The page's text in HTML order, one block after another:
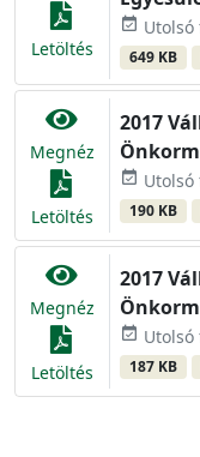
Letöltés
event_available Utolsó
649 KB
Megnéz
Letöltés
2017
event_available Utolsó
190 KB
Megnéz
Letöltés
2017
event_available Utolsó
187 KB